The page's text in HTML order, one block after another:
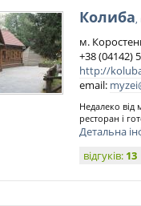
Колиба,
м.
+38 (04142)
http://
email:
Недалеко від
ресторан і
Детальна
відгуків: 13